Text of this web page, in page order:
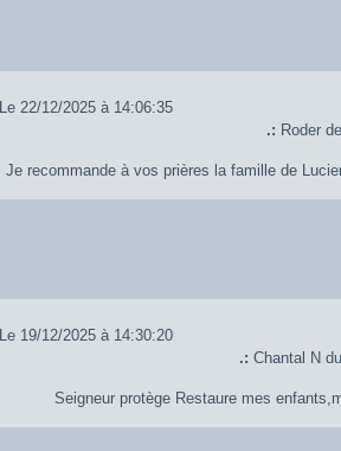
Le 22/12/2025 à 14:06:35
.: Roder
Je recommande à vos prières la famille de
Le 19/12/2025 à 14:30:20
.: Chantal N
Seigneur protège Restaure mes